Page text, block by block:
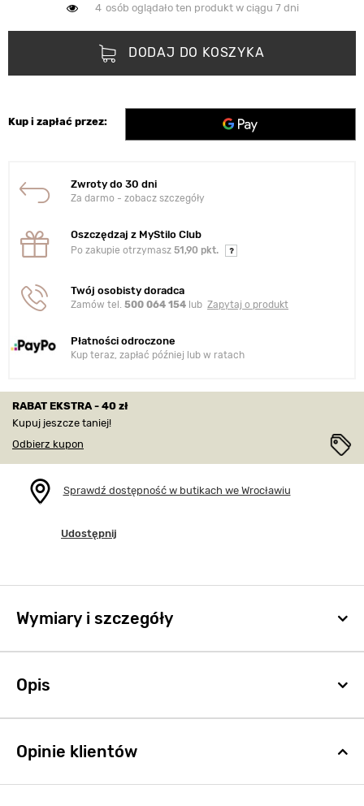
4 osób oglądało ten produkt w ciągu 7 dni
DODAJ DO KOSZYKA
Kup i zapłać przez:
Zwroty do 30 dni
Za darmo - zobacz szczegóły
Oszczędzaj z MyStilo Club
Po zakupie otrzymasz 51,90 pkt.
Twój osobisty doradca
Zamów tel. 500 064 154 lub Zapytaj o produkt
Płatności odroczone
Kup teraz, zapłać później lub w ratach
RABAT EKSTRA - 40 zł
Kupuj jeszcze taniej!
Odbierz kupon
Sprawdź dostępność w butikach we Wrocławiu
Udostępnij
Wymiary i szczegóły
Opis
Opinie klientów